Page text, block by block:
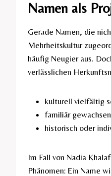
Namen als
Gerade Namen, die
Mehrheitskultur
häufig Neugier aus.
verlässlichen
kulturell vielfältig
familiär gewachsen
historisch oder
Im Fall von Nadia
Phänomen: Ein Name